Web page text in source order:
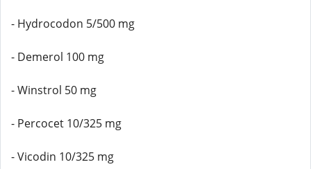
- Hydrocodon 5/500 mg
- Demerol 100 mg
- Winstrol 50 mg
- Percocet 10/325 mg
- Vicodin 10/325 mg